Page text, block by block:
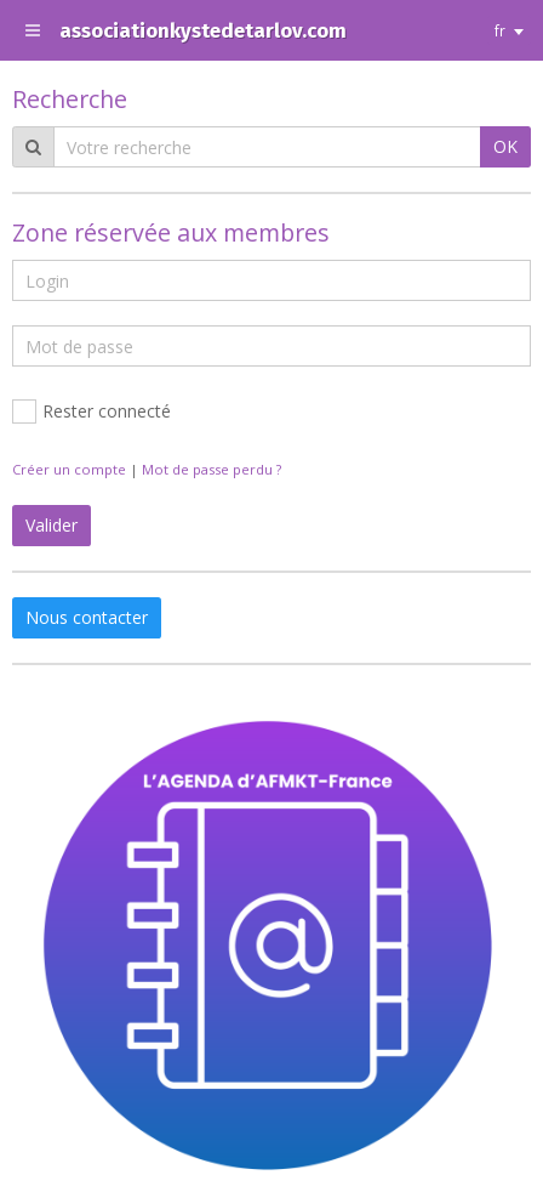
associationkystedetarlov.com fr
Recherche
OK
Zone réservée aux membres
Rester connecté
Créer un compte | Mot de passe perdu ?
Valider
Nous contacter